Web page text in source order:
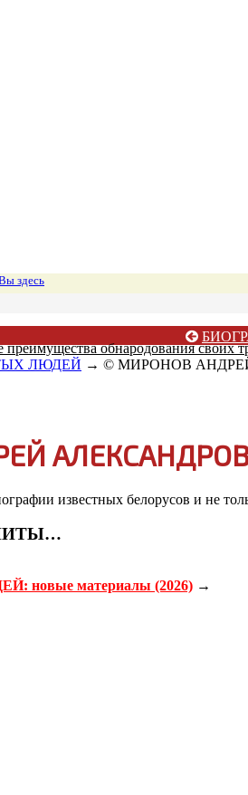
здесь
обнародования своих
ЛЮДЕЙ → © МИРОНОВ
известных белорусов и не
материалы (2026) →